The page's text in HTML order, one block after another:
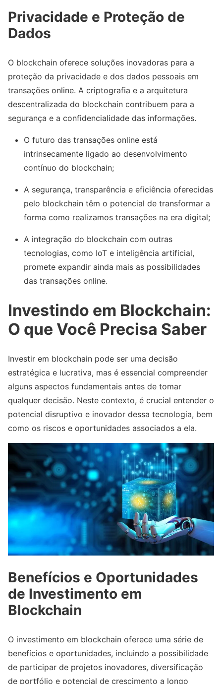
Privacidade e Proteção de
Dados
O blockchain oferece soluções inovadoras para a
proteção da privacidade e dos dados pessoais em
transações online. A criptografia e a arquitetura
descentralizada do blockchain contribuem para a
segurança e a confidencialidade das informações.
O futuro das transações online está
intrinsecamente ligado ao desenvolvimento
contínuo do blockchain;
A segurança, transparência e eficiência oferecidas
pelo blockchain têm o potencial de transformar a
forma como realizamos transações na era digital;
A integração do blockchain com outras
tecnologias, como IoT e inteligência artificial,
promete expandir ainda mais as possibilidades
das transações online.
Investindo em Blockchain:
O que Você Precisa Saber
Investir em blockchain pode ser uma decisão
estratégica e lucrativa, mas é essencial compreender
alguns aspectos fundamentais antes de tomar
qualquer decisão. Neste contexto, é crucial entender o
potencial disruptivo e inovador dessa tecnologia, bem
como os riscos e oportunidades associados a ela.
Benefícios e Oportunidades
de Investimento em
Blockchain
O investimento em blockchain oferece uma série de
benefícios e oportunidades, incluindo a possibilidade
de participar de projetos inovadores, diversificação
de portfólio e potencial de crescimento a longo